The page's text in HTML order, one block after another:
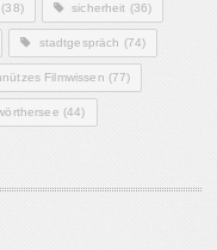
(38) sicherheit (36)
stadtgespräch (74)
Filmwissen (77)
(44)